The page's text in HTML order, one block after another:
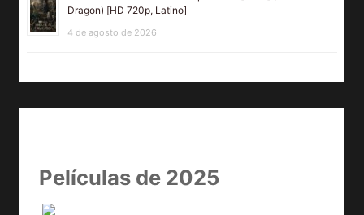
Dragon) [HD 720p, Latino]
4 de agosto de 2026
Películas de 2025